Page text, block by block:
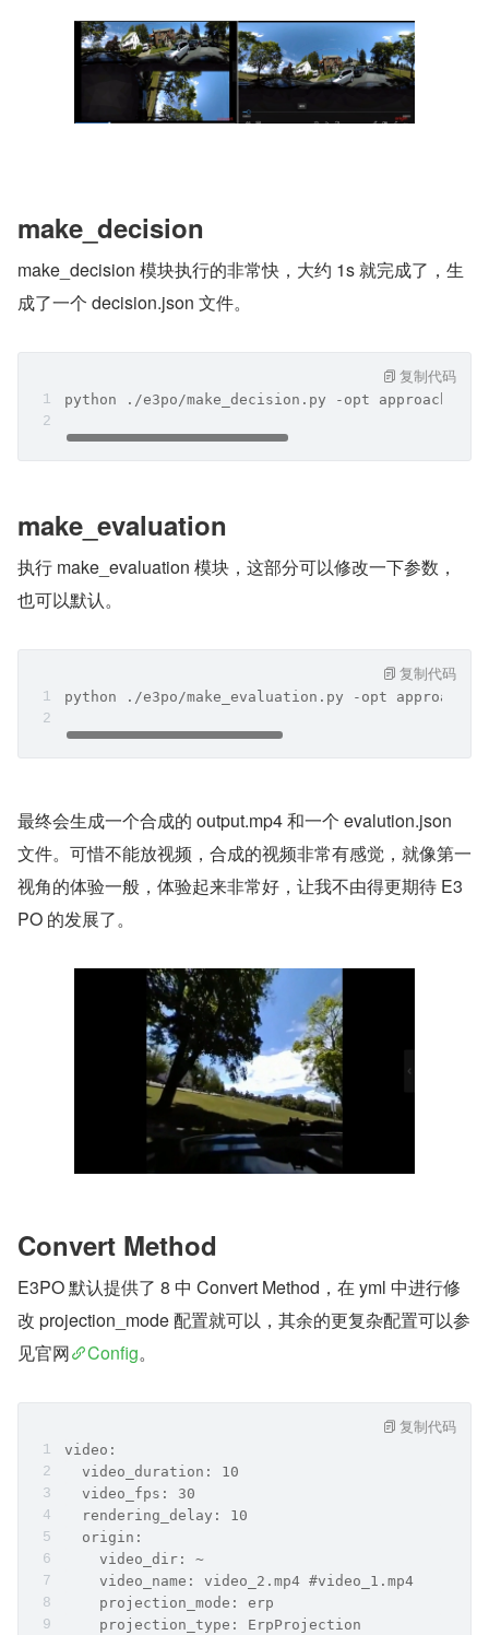
make_decision
make_decision 模块执行的非常快，大约 1s 就完成了，生
成了一个 decision.json 文件。
python ./e3po/make_decision.py -opt approaches/
复制代码
make_evaluation
执行 make_evaluation 模块，这部分可以修改一下参数，
也可以默认。
python ./e3po/make_evaluation.py -opt approaches/
复制代码
最终会生成一个合成的 output.mp4 和一个 evalution.json
文件。可惜不能放视频，合成的视频非常有感觉，就像第一
视角的体验一般，体验起来非常好，让我不由得更期待 E3
PO 的发展了。
Convert Method
E3PO 默认提供了 8 中 Convert Method，在 yml 中进行修
改 projection_mode 配置就可以，其余的更复杂配置可以参
见官网
Config。
video:
  video_duration: 10
  video_fps: 30
  rendering_delay: 10
  origin:
    video_dir: ~
    video_name: video_2.mp4 #video_1.mp4
    projection_mode: erp
    projection_type: ErpProjection
复制代码